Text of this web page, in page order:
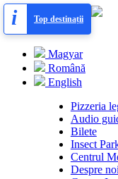
Toggle navigation
Magyar
Română
English
Pizzeria
Audio
Bilete
Insect
Centrul
Despre noi
i Top destinații